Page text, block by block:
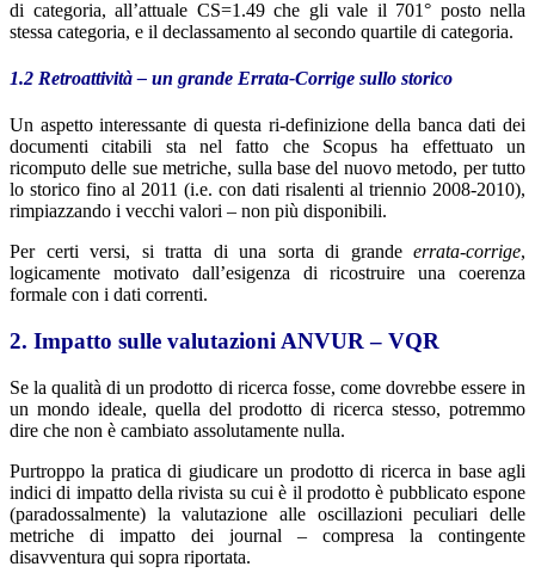
di categoria, all’attuale CS=1.49 che gli vale il 701° posto nella
stessa categoria, e il declassamento al secondo quartile di categoria.
1.2 Retroattività – un grande Errata-Corrige sullo storico
Un aspetto interessante di questa ri-definizione della banca dati dei
documenti citabili sta nel fatto che Scopus ha effettuato un
ricomputo delle sue metriche, sulla base del nuovo metodo, per tutto
lo storico fino al 2011 (i.e. con dati risalenti al triennio 2008-2010),
rimpiazzando i vecchi valori – non più disponibili.
Per certi versi, si tratta di una sorta di grande errata-corrige,
logicamente motivato dall’esigenza di ricostruire una coerenza
formale con i dati correnti.
2. Impatto sulle valutazioni ANVUR – VQR
Se la qualità di un prodotto di ricerca fosse, come dovrebbe essere in
un mondo ideale, quella del prodotto di ricerca stesso, potremmo
dire che non è cambiato assolutamente nulla.
Purtroppo la pratica di giudicare un prodotto di ricerca in base agli
indici di impatto della rivista su cui è il prodotto è pubblicato espone
(paradossalmente) la valutazione alle oscillazioni peculiari delle
metriche di impatto dei journal – compresa la contingente
disavventura qui sopra riportata.